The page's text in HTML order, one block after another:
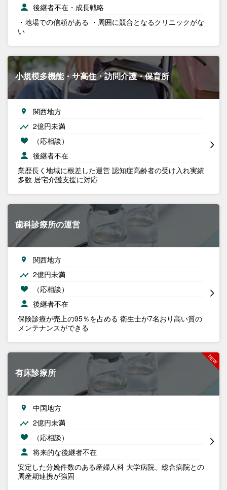
後継者不在・成長戦略
・地場での信頼がある ・周囲に競合となるクリニックがな
い
小規模多機能・サ高住・訪問介護・保育所
関西地方
2億円未満
（応相談）
後継者不在
業歴長く地域に根差した運営 認知症高齢者の受け入れ実績
多数 居宅介護支援に対応
歯科診療所の運営
関西地方
2億円未満
（応相談）
後継者不在
保険診療が売上の95％を占める 衛生士が7名おり高い質の
メンテナンスができる
有床診療所
中国地方
2億円未満
（応相談）
将来的な後継者不在
安定した分娩件数のある産婦人科 大学病院、総合病院との
周産期連携が強固